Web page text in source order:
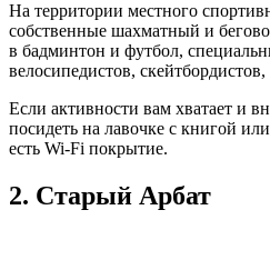
На территории местного
собственные шахматный и
в бадминтон и футбол,
велосипедистов,
Если активности вам хватает и
посидеть на лавочке с книгой или
есть Wi-Fi покрытие.
2. Старый Арбат